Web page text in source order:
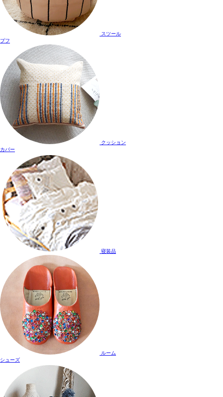
スツール
プフ
クッション
カバー
寝装品
ルーム
シューズ